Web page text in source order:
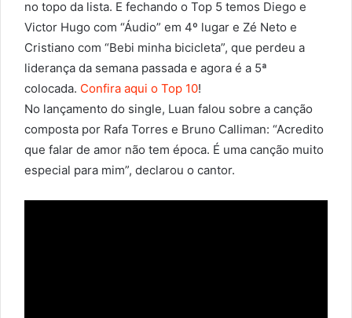
no topo da lista. E fechando o Top 5 temos Diego e
Victor Hugo com “Áudio” em 4º lugar e Zé Neto e
Cristiano com “Bebi minha bicicleta”, que perdeu a
liderança da semana passada e agora é a 5ª
colocada. Confira aqui o Top 10!
No lançamento do single, Luan falou sobre a canção
composta por Rafa Torres e Bruno Calliman: “Acredito
que falar de amor não tem época. É uma canção muito
especial para mim”, declarou o cantor.